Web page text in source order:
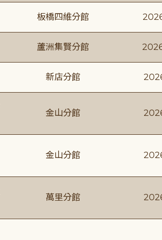
板橋四維分館
蘆洲集賢分館
新店分館
金山分館
金山分館
萬里分館